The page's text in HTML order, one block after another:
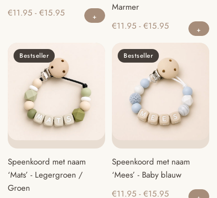
€11.95 - €15.95 Prijsklasse:
€11.95
Dit
product
meerdere
variaties.
gekozen
op
productpagina
Marmer
€11.95 - €15.95 Prijsklasse:
€11.95
€15.95
Bestseller
Speenkoord met naam
‘Mats’ - Legergroen /
Groen
Bestseller
Speenkoord met naam
‘Mees’ - Baby blauw
€11.95 - €15.95 Prijsklasse: